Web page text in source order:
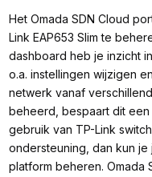
Het Omada SDN Cloud
Link EAP653 Slim te
dashboard heb je inzicht
o.a. instellingen wijzigen
netwerk vanaf
beheerd, bespaart dit
gebruik van TP-Link
ondersteuning, dan kun
platform beheren. Omada